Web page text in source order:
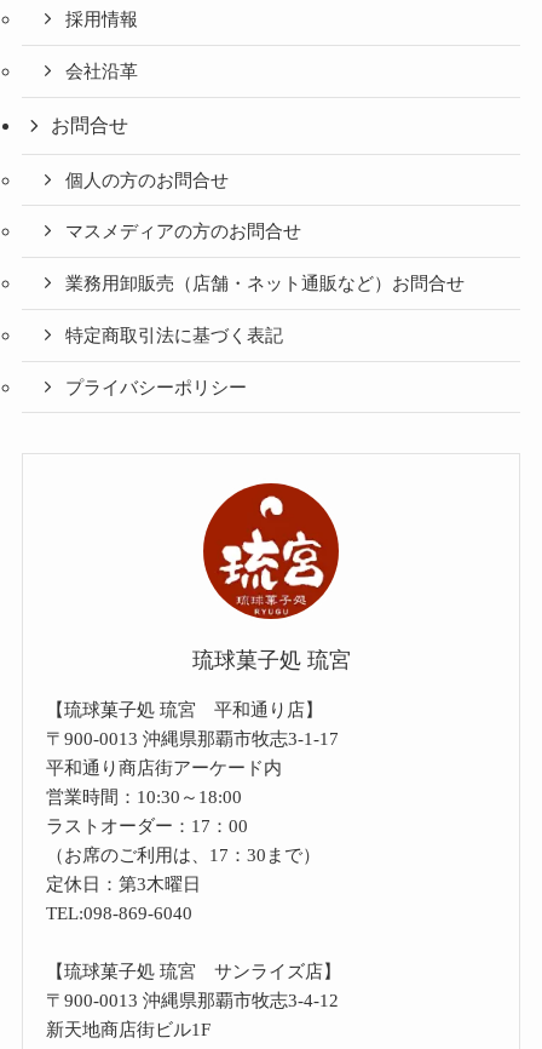
採用情報
会社沿革
お問合せ
個人の方のお問合せ
マスメディアの方のお問合せ
業務用卸販売（店舗・ネット通販など）お問合せ
特定商取引法に基づく表記
プライバシーポリシー
琉球菓子処 琉宮
【琉球菓子処 琉宮 平和通り店】
〒900-0013 沖縄県那覇市牧志3-1-17
平和通り商店街アーケード内
営業時間：10:30～18:00
ラストオーダー：17：00
（お席のご利用は、17：30まで）
定休日：第3木曜日
TEL:098-869-6040
【琉球菓子処 琉宮 サンライズ店】
〒900-0013 沖縄県那覇市牧志3-4-12
新天地商店街ビル1F